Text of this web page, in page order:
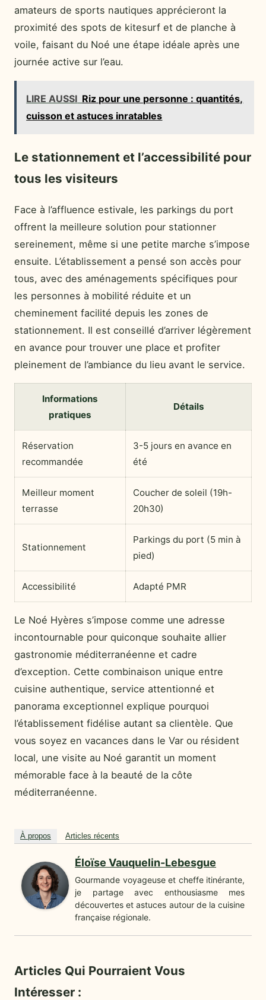
amateurs de sports nautiques apprécieront la
proximité des spots de kitesurf et de planche à
voile, faisant du Noé une étape idéale après une
journée active sur l’eau.
LIRE AUSSI Riz pour une personne : quantités,
cuisson et astuces inratables
Le stationnement et l’accessibilité pour
tous les visiteurs
Face à l’affluence estivale, les parkings du port
offrent la meilleure solution pour stationner
sereinement, même si une petite marche s’impose
ensuite. L’établissement a pensé son accès pour
tous, avec des aménagements spécifiques pour
les personnes à mobilité réduite et un
cheminement facilité depuis les zones de
stationnement. Il est conseillé d’arriver légèrement
en avance pour trouver une place et profiter
pleinement de l’ambiance du lieu avant le service.
Informations
pratiques
Détails
Réservation
recommandée
3-5 jours en avance en
été
Meilleur moment
terrasse
Coucher de soleil (19h-
20h30)
Stationnement
Parkings du port (5 min à
pied)
Accessibilité Adapté PMR
Le Noé Hyères s’impose comme une adresse
incontournable pour quiconque souhaite allier
gastronomie méditerranéenne et cadre
d’exception. Cette combinaison unique entre
cuisine authentique, service attentionné et
panorama exceptionnel explique pourquoi
l’établissement fidélise autant sa clientèle. Que
vous soyez en vacances dans le Var ou résident
local, une visite au Noé garantit un moment
mémorable face à la beauté de la côte
méditerranéenne.
À propos Articles récents
Éloïse Vauquelin-Lebesgue
Gourmande voyageuse et cheffe itinérante,
je partage avec enthousiasme mes
découvertes et astuces autour de la cuisine
française régionale.
Articles Qui Pourraient Vous
Intéresser :